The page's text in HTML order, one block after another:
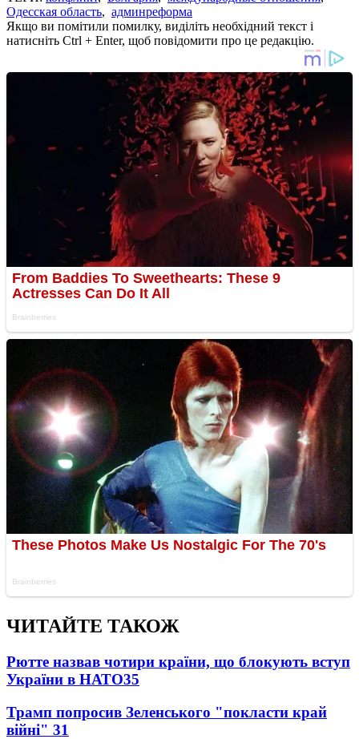
Одесская область, админреформа
Якщо ви помітили помилку, виділіть необхідний текст і
натисніть Ctrl + Enter, щоб повідомити про це редакцію.
ЧИТАЙТЕ ТАКОЖ
Рютте назвав чотири країни, що блокують вступ
України в НАТО35
Трамп попросив Зеленського "покласти край
війні" 31